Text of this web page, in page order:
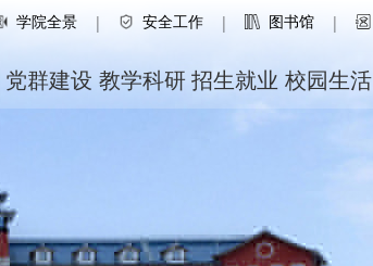
学院全景 | 安全工作 | 图书馆 |
党群建设 教学科研 招生就业 校园生活